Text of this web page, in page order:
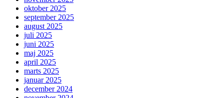
oktober 2025
september 2025
august 2025
juli 2025
juni 2025
maj 2025
april 2025
marts 2025
januar 2025
december 2024